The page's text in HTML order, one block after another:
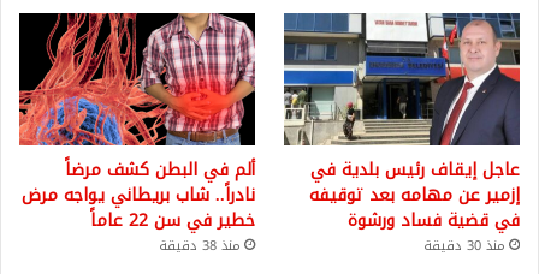
عاجل إيقاف رئيس بلدية في
إزمير عن مهامه بعد توقيفه
في قضية فساد ورشوة
منذ 30 دقيقة
ألم في البطن كشف مرضاً
نادراً.. شاب بريطاني يواجه مرض
خطير في سن 22 عاماً
منذ 38 دقيقة